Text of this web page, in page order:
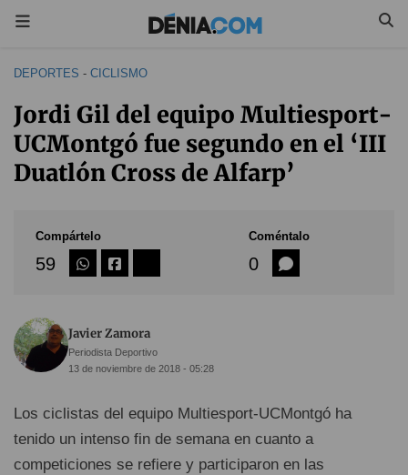
DEPORTES - CICLISMO
Jordi Gil del equipo Multiesport-
UCMontgó fue segundo en el ‘III
Duatlón Cross de Alfarp’
Compártelo
59
Coméntalo
0
Javier Zamora
Periodista Deportivo
13 de noviembre de 2018 - 05:28
Los ciclistas del equipo Multiesport-UCMontgó ha
tenido un intenso fin de semana en cuanto a
competiciones se refiere y participaron en las